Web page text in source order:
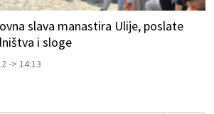
slava manastira Ulije, poslate
i sloge
-> 14:13